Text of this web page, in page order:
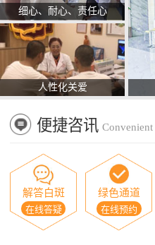
细心、耐心、责任心
人性化关爱
便捷咨讯
解答白斑
在线答疑
绿色通道
在线预约